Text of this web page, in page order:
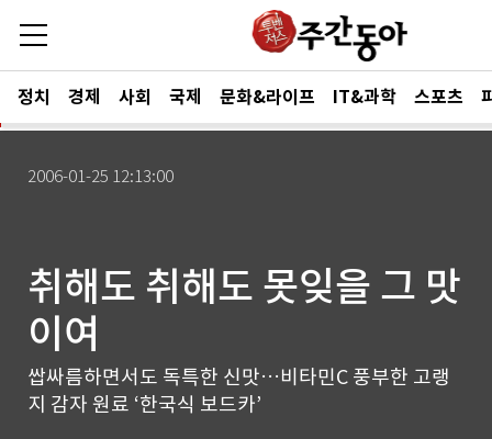
정치 경제 사회 국제 문화&라이프 IT&과학 스포츠
2006-01-25 12:13:00
취해도 취해도 못잊을 그 맛
이여
쌉싸름하면서도 독특한 신맛…비타민C 풍부한 고랭
지 감자 원료 ‘한국식 보드카’